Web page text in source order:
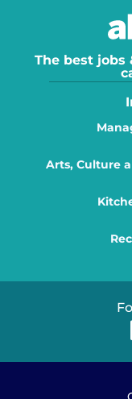
The best jobs
Arts, Culture